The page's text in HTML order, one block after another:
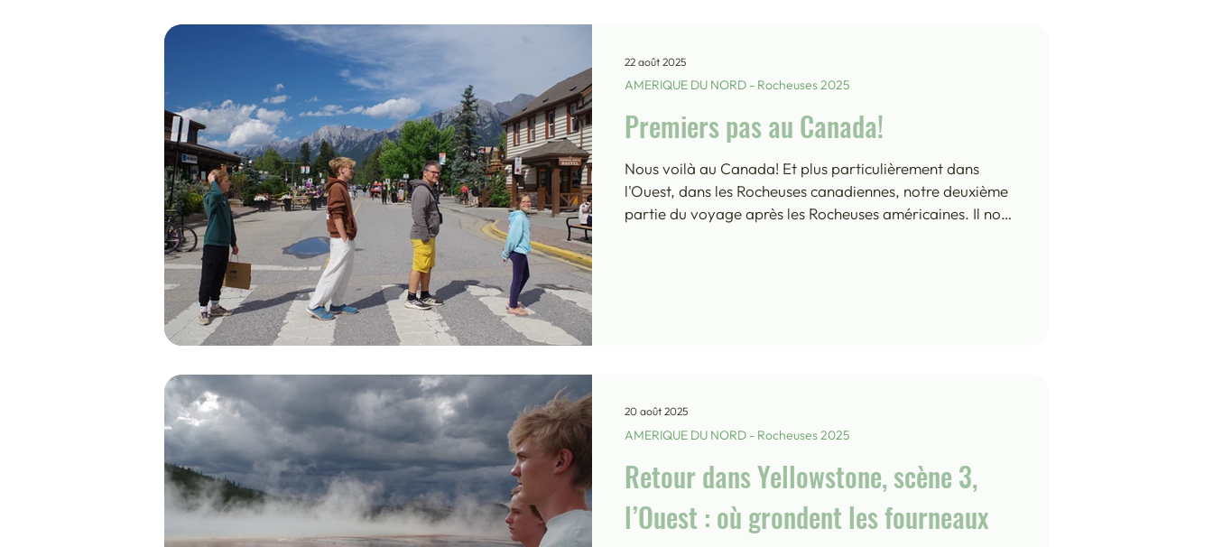
Premiers pas au Canada!
Nous voilà au Canada! Et plus particulièrement dans
l'Ouest, dans les Rocheuses canadiennes, notre deuxième
partie du voyage après les Rocheuses américaines. Il nous
AMERIQUE DU NORD - Rocheuses 2025
22 août 2025
Retour dans Yellowstone, scène 3,
l’Ouest : où grondent les fourneaux
AMERIQUE DU NORD - Rocheuses 2025
20 août 2025